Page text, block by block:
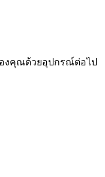
งคุณด้วยอุปกรณ์ต่อไป